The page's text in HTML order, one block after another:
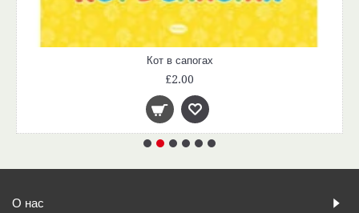
Кот в сапогах
£2.00
О нас